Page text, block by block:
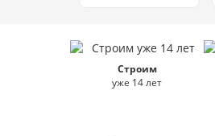
Строим
уже 14 лет